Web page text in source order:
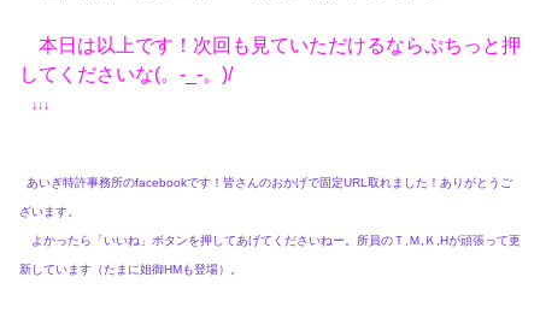
本日は以上です！次回も見ていただけるならぷちっと押
してくださいな(。-_-。)/
↓↓↓
あいぎ特許事務所のfacebookです！皆さんのおかげで固定URL取れました！ありがとうご
ざいます。
よかったら「いいね」ボタンを押してあげてくださいねー。所員のＴ,Ｍ,Ｋ,Hが頑張って更
新しています（たまに姐御HMも登場）。